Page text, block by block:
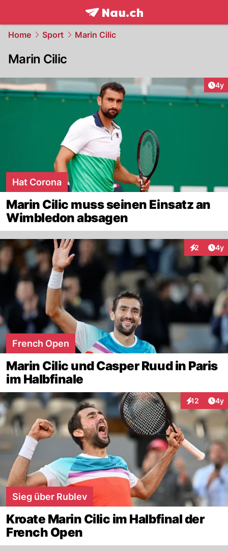
frontpage.NAU.ch
Home Sport Marin Cilic
Marin Cilic
4y
Hat Corona
Marin Cilic muss seinen Einsatz an
Wimbledon absagen
2 4y
French Open
Marin Cilic und Casper Ruud in Paris
im Halbfinale
12 4y
Sieg über Rublev
Kroate Marin Cilic im Halbfinal der
French Open